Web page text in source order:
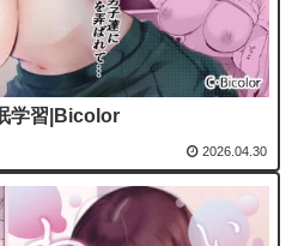
学習|Bicolor
2026.04.30